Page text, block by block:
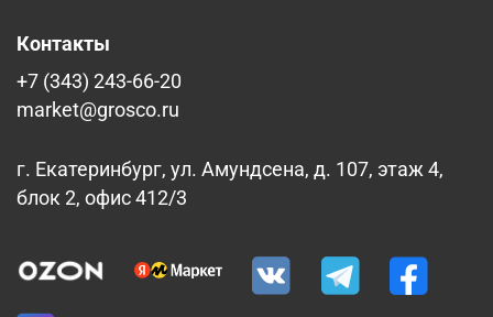
Контакты
+7 (343) 243-66-20
market@grosco.ru
г. Екатеринбург, ул. Амундсена, д. 107, этаж 4,
блок 2, офис 412/3